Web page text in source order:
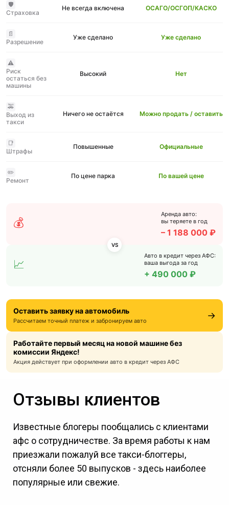
🛡️
Страховка
Не всегда включена ОСАГО/ОСГОП/КАСКО
📄
Разрешение
Уже сделано Уже сделано
⚠️
Риск
остаться без
машины
Высокий Нет
🚕
Выход из
такси
Ничего не остаётся Можно продать / оставить
📑
Штрафы
Повышенные Официальные
✏️
Ремонт
По цене парка По вашей цене
💰
Аренда авто:
вы теряете в год
– 1 188 000 ₽
VS
📈
Авто в кредит через АФС:
ваша выгода за год
+ 490 000 ₽
Оставить заявку на автомобиль
Рассчитаем точный платеж и забронируем авто →
Работайте первый месяц на новой машине без
комиссии Яндекс!
Акция действует при оформлении авто в кредит через АФС
Отзывы клиентов
Известные блогеры пообщались с клиентами
афс о сотрудничестве. За время работы к нам
приезжали пожалуй все такси-блоггеры,
отсняли более 50 выпусков - здесь наиболее
популярные или свежие.